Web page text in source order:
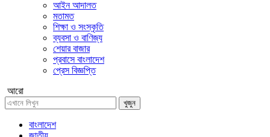
আইন আদালত
মতামত
শিক্ষা ও সংস্কৃতি
ব্যবসা ও বাণিজ্য
শেয়ার বাজার
প্রবাসে বাংলাদেশ
প্রেস বিজ্ঞপ্তি
আরো
খুজুন
বাংলাদেশ